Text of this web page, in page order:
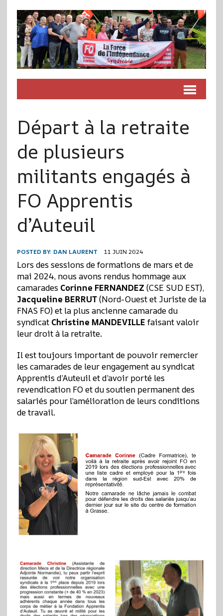
Départ à la retraite
de plusieurs
militants engagés à
FO Apprentis
d’Auteuil
POSTED BY: DAN LAURENT 11 JUIN 2024
Lors des sessions de formations de mars et de
mai 2024, nous avons rendus hommage aux
camarades Corinne FERNANDEZ (CSE SUD EST),
Jacqueline BERRUT(Nord-Ouest et Juriste de la
FNAS FO) et la plus ancienne camarade du
syndicat Christine MANDEVILLE faisant valoir
leur droit à la retraite.
Il est toujours important de pouvoir remercier
les camarades de leur engagement au syndicat
Apprentis d’Auteuil et d’avoir porté les
revendication FO et du soutien permanent des
salariés pour l’amélioration de leurs conditions
de travail.